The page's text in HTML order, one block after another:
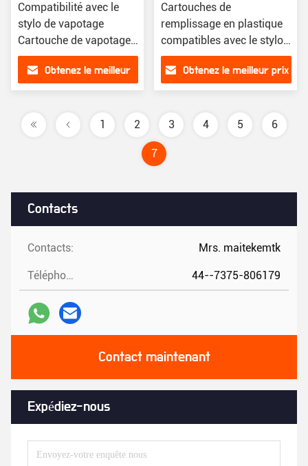
Contacts
Contacts: Mrs. maitekemtk
Téléphone: 44--7375-806179
Contact maintenant
Expédiez-nous
Compatibilité avec le
stylo de vapotage
Cartouche de vapotage
en plastique 10
pièces/emballage
Obtenez le meilleur
Cartouches de
remplissage en plastique
compatibles avec le stylo
Vape
Obtenez le meilleur prix
1 2 3 4 5 6
7